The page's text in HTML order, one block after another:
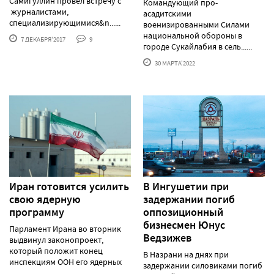
журналистами,
специализирующимися&n......
7 ДЕКАБРЯ'2017 9
Командующий про-
асадитскими
военизированными Силами
национальной обороны в
городе Сукайлабия в сель......
30 МАРТА'2022
Иран готовится усилить
свою ядерную
программу
Парламент Ирана во вторник
выдвинул законопроект,
который положит конец
инспекциям ООН его ядерных
В Ингушетии при
задержании погиб
оппозиционный
бизнесмен Юнус
Ведзижев
В Назрани на днях при
задержании силовиками погиб